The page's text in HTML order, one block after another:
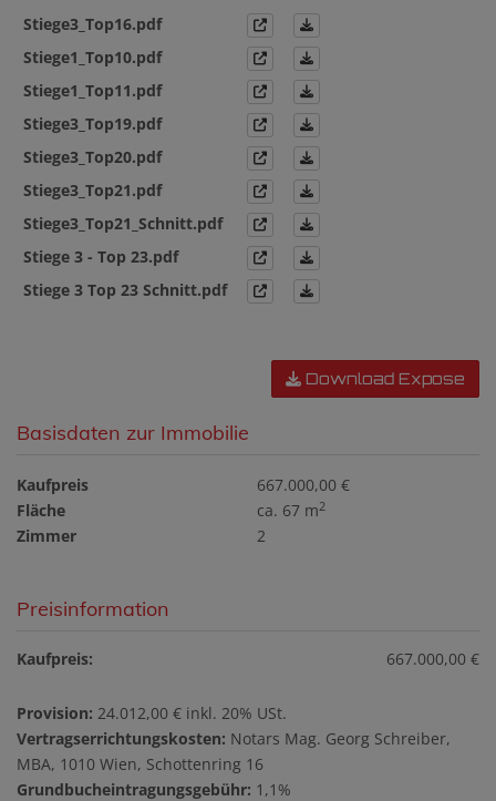
Stiege3_Top16.pdf
Stiege1_Top10.pdf
Stiege1_Top11.pdf
Stiege3_Top19.pdf
Stiege3_Top20.pdf
Stiege3_Top21.pdf
Stiege3_Top21_Schnitt.pdf
Stiege 3 - Top 23.pdf
Stiege 3 Top 23 Schnitt.pdf
Download Expose
Basisdaten zur Immobilie
Kaufpreis
667.000,00 €
Fläche
ca. 67 m2
Zimmer 2
Preisinformation
Kaufpreis: 667.000,00 €
Provision: 24.012,00 € inkl. 20% USt.
Vertragserrichtungskosten: Notars Mag. Georg Schreiber,
MBA, 1010 Wien, Schottenring 16
Grundbucheintragungsgebühr: 1,1%